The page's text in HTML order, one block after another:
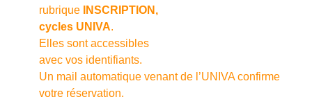
rubrique
INSCRIPTION,
cycles UNIVA.
Elles sont accessibles
avec vos identifiants.
Un mail automatique venant de l’UNIVA confirme
votre réservation.